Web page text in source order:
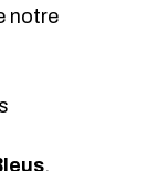
notre
.